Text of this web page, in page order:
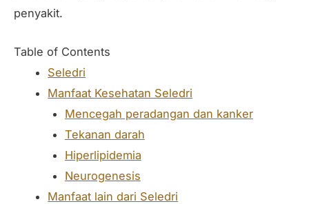
penyakit.
Table of Contents
Seledri
Manfaat Kesehatan Seledri
Mencegah peradangan dan kanker
Tekanan darah
Hiperlipidemia
Neurogenesis
Manfaat lain dari Seledri